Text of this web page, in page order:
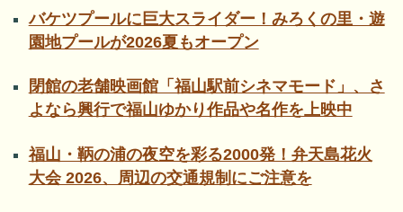
バケツプールに巨大スライダー！みろくの里・遊
園地プールが2026夏もオープン
閉館の老舗映画館「福山駅前シネマモード」、さ
よなら興行で福山ゆかり作品や名作を上映中
福山・鞆の浦の夜空を彩る2000発！弁天島花火
大会 2026、周辺の交通規制にご注意を